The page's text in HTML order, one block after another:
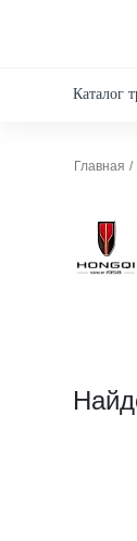
Каталог
Главная